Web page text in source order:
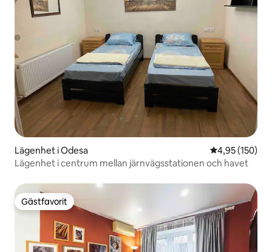
Lägenhet i Odesa 4,95 av 5 i
4,95 (150)
Lägenhet i centrum mellan järnvägsstationen och havet
Gästfavorit
Gästfavorit